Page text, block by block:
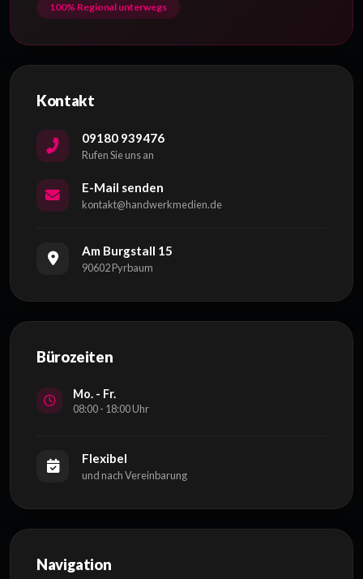
100% Regional unterwegs
Kontakt
‭09180 939476‬
Rufen Sie uns an
E-Mail senden
kontakt@handwerkmedien.de
Am Burgstall 15
90602 Pyrbaum
Bürozeiten
Mo. - Fr.
08:00 - 18:00 Uhr
Flexibel
und nach Vereinbarung
Navigation